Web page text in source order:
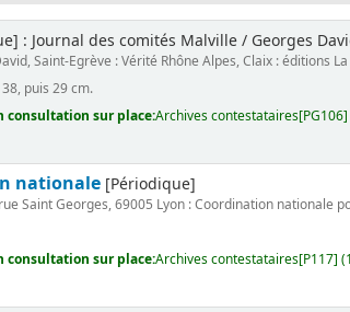
: Journal des comités Malville / Georges
Saint-Egrève : Vérité Rhône Alpes, Claix : éditions
puis 29 cm.
consultation sur place:Archives contestataires[PG106]
nationale [Périodique]
Saint Georges, 69005 Lyon : Coordination nationale
consultation sur place:Archives contestataires[P117]